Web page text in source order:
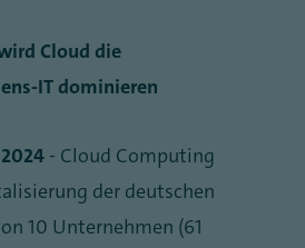
Cloud die
IT dominieren
- Cloud Computing
der deutschen
10 Unternehmen (61